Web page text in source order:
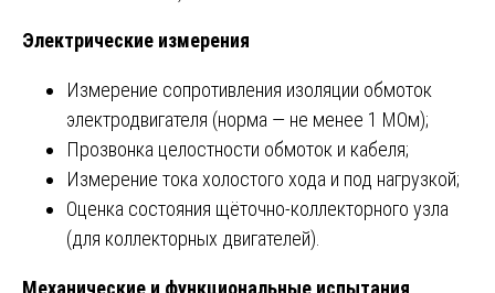
Электрические измерения
Измерение сопротивления изоляции обмоток
электродвигателя (норма — не менее 1 МОм);
Прозвонка целостности обмоток и кабеля;
Измерение тока холостого хода и под нагрузкой;
Оценка состояния щёточно-коллекторного узла
(для коллекторных двигателей).
Механические и функциональные испытания